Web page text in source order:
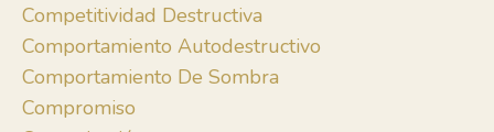
Competitividad Destructiva
Comportamiento Autodestructivo
Comportamiento De Sombra
Compromiso